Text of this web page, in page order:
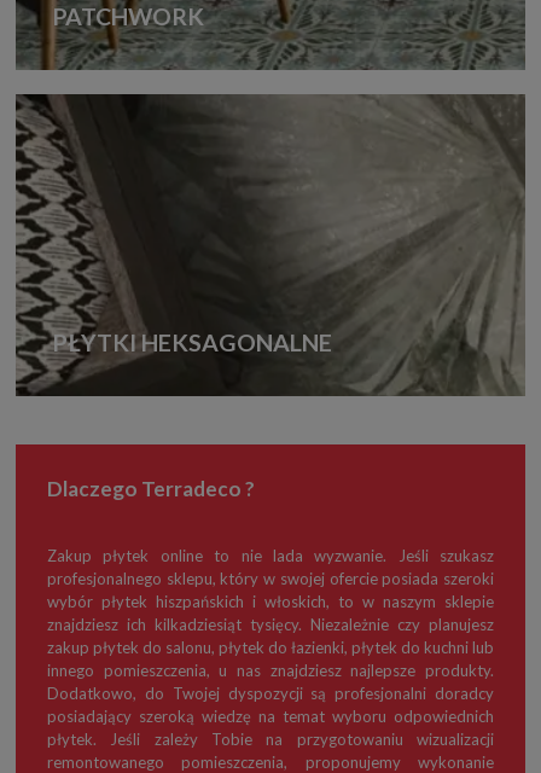
PATCHWORK
PŁYTKI HEKSAGONALNE
Dlaczego Terradeco ?
Zakup płytek online to nie lada wyzwanie. Jeśli szukasz
profesjonalnego sklepu, który w swojej ofercie posiada szeroki
wybór płytek hiszpańskich i włoskich, to w naszym sklepie
znajdziesz ich kilkadziesiąt tysięcy. Niezależnie czy planujesz
zakup płytek do salonu, płytek do łazienki, płytek do kuchni lub
innego pomieszczenia, u nas znajdziesz najlepsze produkty.
Dodatkowo, do Twojej dyspozycji są profesjonalni doradcy
posiadający szeroką wiedzę na temat wyboru odpowiednich
płytek. Jeśli zależy Tobie na przygotowaniu wizualizacji
remontowanego pomieszczenia, proponujemy wykonanie